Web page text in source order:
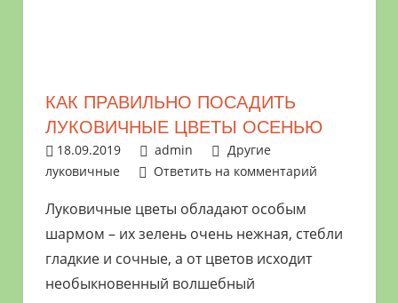
КАК ПРАВИЛЬНО ПОСАДИТЬ
ЛУКОВИЧНЫЕ ЦВЕТЫ ОСЕНЬЮ
18.09.2019 admin
Другие
луковичные
Ответить на комментарий
Луковичные цветы обладают особым
шармом – их зелень очень нежная, стебли
гладкие и сочные, а от цветов исходит
необыкновенный волшебный